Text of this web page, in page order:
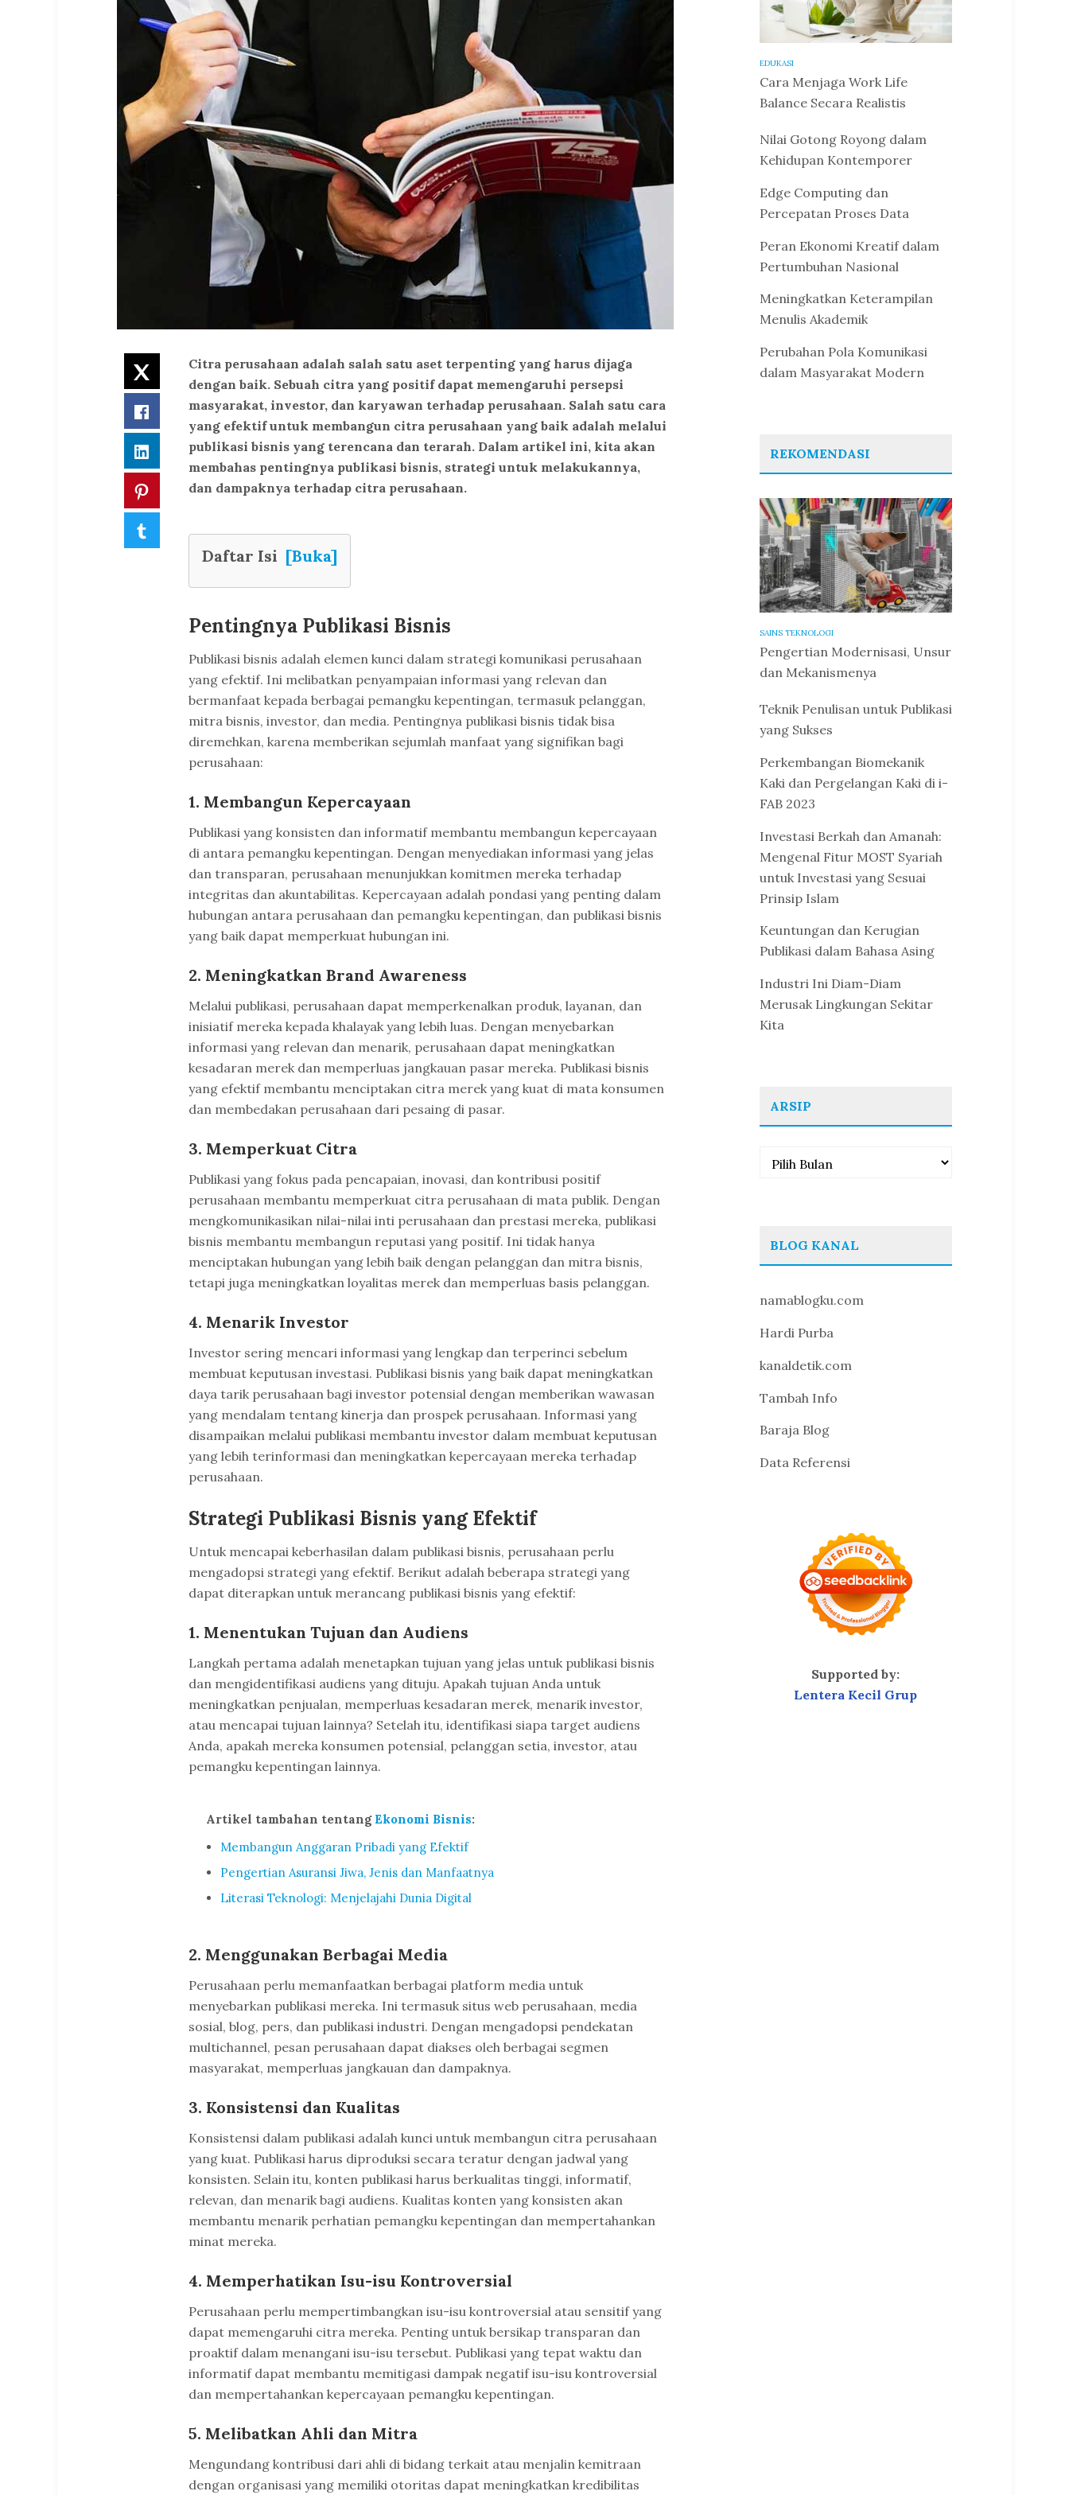
Twitter
Facebook
LinkedIn
Pinterest
Citra perusahaan adalah salah satu aset terpenting yang harus dijaga
dengan baik. Sebuah citra yang positif dapat memengaruhi persepsi
masyarakat, investor, dan karyawan terhadap perusahaan. Salah satu cara
yang efektif untuk membangun citra perusahaan yang baik adalah melalui
publikasi bisnis yang terencana dan terarah. Dalam artikel ini, kita akan
membahas pentingnya publikasi bisnis, strategi untuk melakukannya,
dan dampaknya terhadap citra perusahaan.
Daftar Isi [Buka]
Pentingnya Publikasi Bisnis
Publikasi bisnis adalah elemen kunci dalam strategi komunikasi perusahaan
yang efektif. Ini melibatkan penyampaian informasi yang relevan dan
bermanfaat kepada berbagai pemangku kepentingan, termasuk pelanggan,
mitra bisnis, investor, dan media. Pentingnya publikasi bisnis tidak bisa
diremehkan, karena memberikan sejumlah manfaat yang signifikan bagi
perusahaan:
1. Membangun Kepercayaan
Publikasi yang konsisten dan informatif membantu membangun kepercayaan
di antara pemangku kepentingan. Dengan menyediakan informasi yang jelas
dan transparan, perusahaan menunjukkan komitmen mereka terhadap
integritas dan akuntabilitas. Kepercayaan adalah pondasi yang penting dalam
hubungan antara perusahaan dan pemangku kepentingan, dan publikasi bisnis
yang baik dapat memperkuat hubungan ini.
2. Meningkatkan Brand Awareness
Melalui publikasi, perusahaan dapat memperkenalkan produk, layanan, dan
inisiatif mereka kepada khalayak yang lebih luas. Dengan menyebarkan
informasi yang relevan dan menarik, perusahaan dapat meningkatkan
kesadaran merek dan memperluas jangkauan pasar mereka. Publikasi bisnis
yang efektif membantu menciptakan citra merek yang kuat di mata konsumen
dan membedakan perusahaan dari pesaing di pasar.
3. Memperkuat Citra
Publikasi yang fokus pada pencapaian, inovasi, dan kontribusi positif
perusahaan membantu memperkuat citra perusahaan di mata publik. Dengan
mengkomunikasikan nilai-nilai inti perusahaan dan prestasi mereka, publikasi
bisnis membantu membangun reputasi yang positif. Ini tidak hanya
menciptakan hubungan yang lebih baik dengan pelanggan dan mitra bisnis,
tetapi juga meningkatkan loyalitas merek dan memperluas basis pelanggan.
4. Menarik Investor
Investor sering mencari informasi yang lengkap dan terperinci sebelum
membuat keputusan investasi. Publikasi bisnis yang baik dapat meningkatkan
daya tarik perusahaan bagi investor potensial dengan memberikan wawasan
yang mendalam tentang kinerja dan prospek perusahaan. Informasi yang
disampaikan melalui publikasi membantu investor dalam membuat keputusan
yang lebih terinformasi dan meningkatkan kepercayaan mereka terhadap
perusahaan.
Strategi Publikasi Bisnis yang Efektif
Untuk mencapai keberhasilan dalam publikasi bisnis, perusahaan perlu
mengadopsi strategi yang efektif. Berikut adalah beberapa strategi yang
dapat diterapkan untuk merancang publikasi bisnis yang efektif:
1. Menentukan Tujuan dan Audiens
Langkah pertama adalah menetapkan tujuan yang jelas untuk publikasi bisnis
dan mengidentifikasi audiens yang dituju. Apakah tujuan Anda untuk
meningkatkan penjualan, memperluas kesadaran merek, menarik investor,
atau mencapai tujuan lainnya? Setelah itu, identifikasi siapa target audiens
Anda, apakah mereka konsumen potensial, pelanggan setia, investor, atau
pemangku kepentingan lainnya.
Artikel tambahan tentang Ekonomi Bisnis:
Membangun Anggaran Pribadi yang Efektif
Pengertian Asuransi Jiwa, Jenis dan Manfaatnya
Literasi Teknologi: Menjelajahi Dunia Digital
2. Menggunakan Berbagai Media
Perusahaan perlu memanfaatkan berbagai platform media untuk
menyebarkan publikasi mereka. Ini termasuk situs web perusahaan, media
sosial, blog, pers, dan publikasi industri. Dengan mengadopsi pendekatan
multichannel, pesan perusahaan dapat diakses oleh berbagai segmen
masyarakat, memperluas jangkauan dan dampaknya.
3. Konsistensi dan Kualitas
Konsistensi dalam publikasi adalah kunci untuk membangun citra perusahaan
yang kuat. Publikasi harus diproduksi secara teratur dengan jadwal yang
konsisten. Selain itu, konten publikasi harus berkualitas tinggi, informatif,
relevan, dan menarik bagi audiens. Kualitas konten yang konsisten akan
membantu menarik perhatian pemangku kepentingan dan mempertahankan
minat mereka.
4. Memperhatikan Isu-isu Kontroversial
Perusahaan perlu mempertimbangkan isu-isu kontroversial atau sensitif yang
dapat memengaruhi citra mereka. Penting untuk bersikap transparan dan
proaktif dalam menangani isu-isu tersebut. Publikasi yang tepat waktu dan
informatif dapat membantu memitigasi dampak negatif isu-isu kontroversial
dan mempertahankan kepercayaan pemangku kepentingan.
5. Melibatkan Ahli dan Mitra
Mengundang kontribusi dari ahli di bidang terkait atau menjalin kemitraan
dengan organisasi yang memiliki otoritas dapat meningkatkan kredibilitas
EDUKASI
Cara Menjaga Work Life
Balance Secara Realistis
Nilai Gotong Royong dalam
Kehidupan Kontemporer
Edge Computing dan
Percepatan Proses Data
Peran Ekonomi Kreatif dalam
Pertumbuhan Nasional
Meningkatkan Keterampilan
Menulis Akademik
Perubahan Pola Komunikasi
dalam Masyarakat Modern
REKOMENDASI
SAINS TEKNOLOGI
Pengertian Modernisasi, Unsur
dan Mekanismenya
Teknik Penulisan untuk Publikasi
yang Sukses
Perkembangan Biomekanik
Kaki dan Pergelangan Kaki di i-
FAB 2023
Investasi Berkah dan Amanah:
Mengenal Fitur MOST Syariah
untuk Investasi yang Sesuai
Prinsip Islam
Keuntungan dan Kerugian
Publikasi dalam Bahasa Asing
Industri Ini Diam-Diam
Merusak Lingkungan Sekitar
Kita
ARSIP
Arsip
BLOG KANAL
namablogku.com
Hardi Purba
kanaldetik.com
Tambah Info
Baraja Blog
Data Referensi
Supported by:
Lentera Kecil Grup